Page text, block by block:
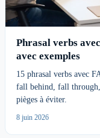
Phrasal verbs
avec exemples
15 phrasal verbs avec
fall behind, fall
pièges à éviter.
8 juin 2026